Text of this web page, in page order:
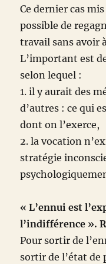
Ce dernier cas
possible de
travail sans avoir
L’important est
selon lequel :
1. il y aurait des
d’autres : ce qui
dont on l’exerce,
2. la vocation
stratégie
« L’ennui est
l’indifférence ».
Pour sortir de
sortir de l’état de